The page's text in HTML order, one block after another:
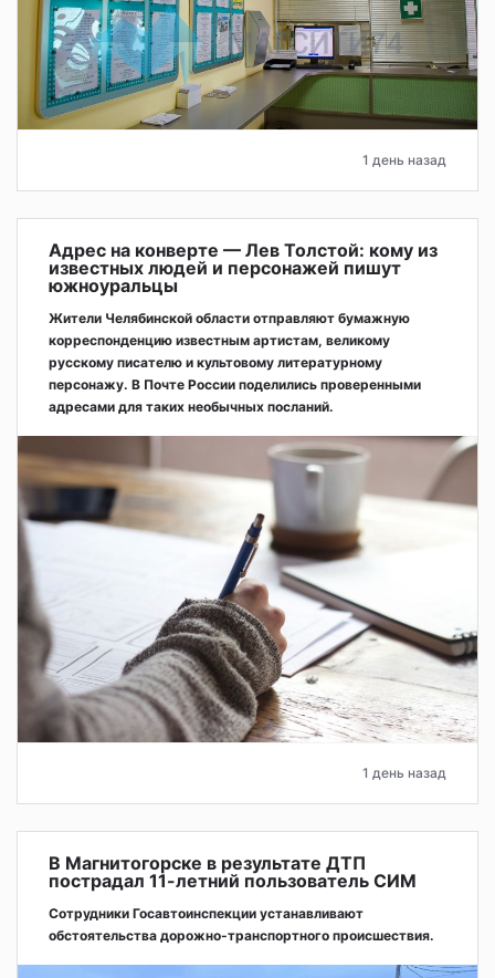
1 день назад
Адрес на конверте — Лев Толстой: кому из
известных людей и персонажей пишут
южноуральцы
Жители Челябинской области отправляют бумажную
корреспонденцию известным артистам, великому
русскому писателю и культовому литературному
персонажу. В Почте России поделились проверенными
адресами для таких необычных посланий.
1 день назад
В Магнитогорске в результате ДТП
пострадал 11-летний пользователь СИМ
Сотрудники Госавтоинспекции устанавливают
обстоятельства дорожно-транспортного происшествия.